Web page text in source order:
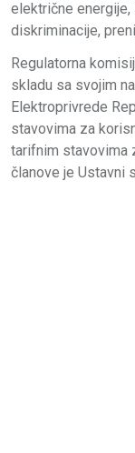
električne energije,
diskriminacije,
Regulatorna
skladu sa svojim
Elektroprivrede
stavovima za
tarifnim stavovima
članove je Ustavni